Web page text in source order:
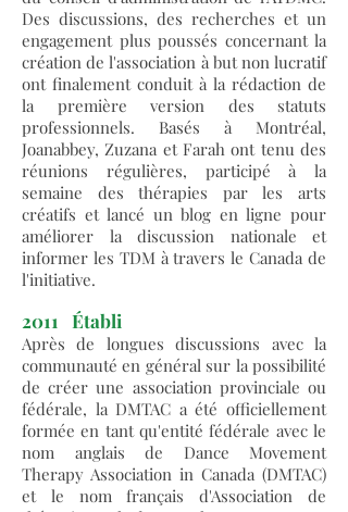
Des discussions, des recherches et un
engagement plus poussés concernant la
création de l'association à but non lucratif
ont finalement conduit à la rédaction de
la première version des statuts
professionnels. Basés à Montréal,
Joanabbey, Zuzana et Farah ont tenu des
réunions régulières, participé à la
semaine des thérapies par les arts
créatifs et lancé un blog en ligne pour
améliorer la discussion nationale et
informer les TDM à travers le Canada de
l'initiative.
2011 Établi
Après de longues discussions avec la
communauté en général sur la possibilité
de créer une association provinciale ou
fédérale, la DMTAC a été officiellement
formée en tant qu'entité fédérale avec le
nom anglais de Dance Movement
Therapy Association in Canada (DMTAC)
et le nom français d'Association de